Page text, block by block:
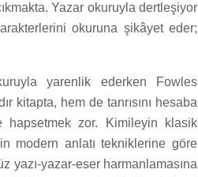
Yazar okuruyla dertleşiyor
okuruna şikâyet eder;
yarenlik ederken Fowles
kitapta, hem de tanrısını hesaba
zor. Kimileyin klasik
modern anlatı tekniklerine göre
yazı-yazar-eser harmanlamasına